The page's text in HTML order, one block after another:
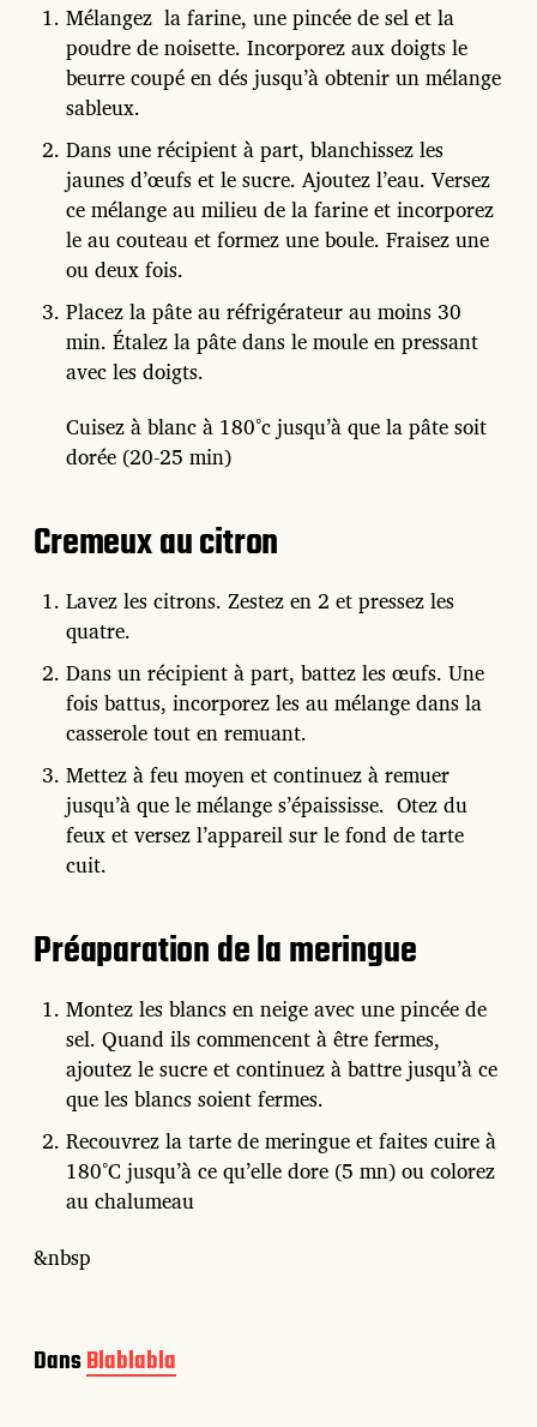
Mélangez la farine, une pincée de sel et la
poudre de noisette. Incorporez aux doigts le
beurre coupé en dés jusqu’à obtenir un mélange
sableux.
Dans une récipient à part, blanchissez les
jaunes d’œufs et le sucre. Ajoutez l’eau.Versez
ce mélange au milieu de la farine et incorporez
le au couteau et formez une boule. Fraisez une
ou deux fois.
Placez la pâte au réfrigérateur au moins 30
min.Étalez la pâte dans le moule en pressant
avec les doigts.
Cuisez à blanc à 180°c jusqu’à que la pâte soit
dorée (20-25 min)
Cremeux au citron
Lavez les citrons. Zestez en 2 et pressez les
quatre.
Dans un récipient à part, battez les œufs. Une
fois battus, incorporez les au mélange dans la
casserole tout en remuant.
Mettez à feu moyen et continuez à remuer
jusqu’à que le mélange s’épaississe.Otez du
feux et versez l’appareil sur le fond de tarte
cuit.
Préaparation de la meringue
Montez les blancs en neige avec une pincée de
sel. Quand ils commencent à être fermes,
ajoutez le sucre et continuez à battre jusqu’à ce
que les blancs soient fermes.
Recouvrez la tarte de meringue et faites cuire à
180°C jusqu’à ce qu’elle dore (5 mn) ou colorez
au chalumeau
&nbsp
DansBlablabla